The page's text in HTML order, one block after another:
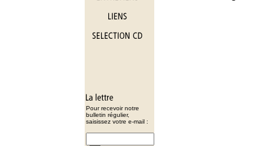
Pour recevoir notre
bulletin régulier,
saisissez votre e-mail :